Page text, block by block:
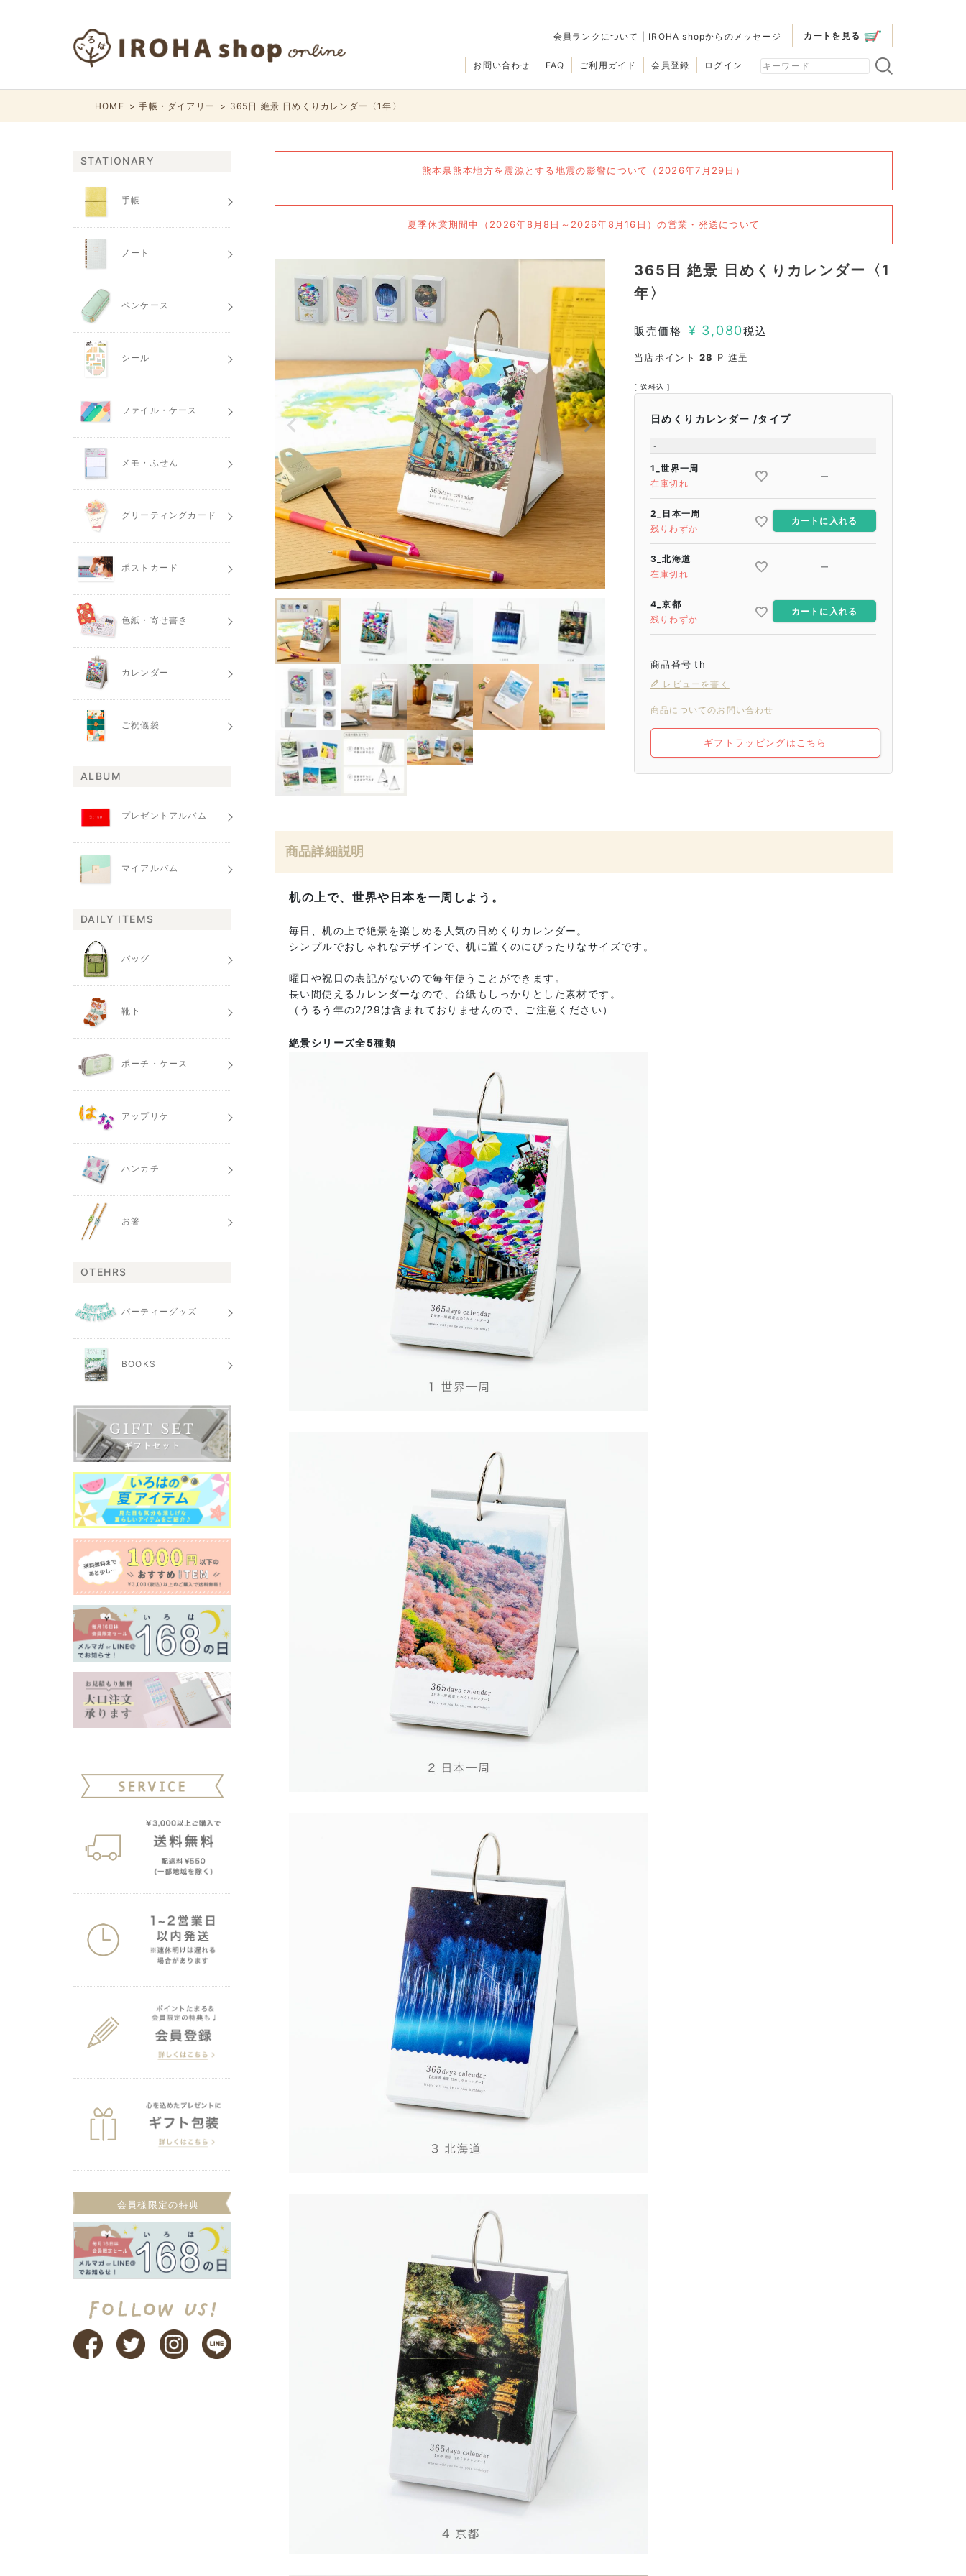
カートを見る
会員ランクについて IROHA shopからのメッセージ
会員登録 ログイン
ご利用ガイド
FAQ
お問い合わせ
HOME 手帳・ダイアリー 365日 絶景 日めくりカレンダー〈1年〉
熊本県熊本地方を震源とする地震の影響について（2026年7月29日）
夏季休業期間中（2026年8月8日～2026年8月16日）の営業・発送について
365日 絶景 日めくりカレンダー〈1
年〉
販売価格 ¥ 3,080税込
当店ポイント 28 P 進呈
送料込
日めくりカレンダー タイプ
-
1_世界一周
在庫切れ
—
2_日本一周
残りわずか
カートに入れる
3_北海道
在庫切れ
—
4_京都
残りわずか
カートに入れる
商品番号 th
レビューを書く
商品についてのお問い合わせ
ギフトラッピングはこちら
商品詳細説明
机の上で、世界や日本を一周しよう。
毎日、机の上で絶景を楽しめる人気の日めくりカレンダー。
シンプルでおしゃれなデザインで、机に置くのにぴったりなサイズです。
曜日や祝日の表記がないので毎年使うことができます。
長い間使えるカレンダーなので、台紙もしっかりとした素材です。
（うるう年の2/29は含まれておりませんので、ご注意ください）
絶景シリーズ全5種類
STATIONARY
手帳
ノート
ペンケース
シール
ファイル・ケース
メモ・ふせん
グリーティングカード
ポストカード
色紙・寄せ書き
カレンダー
ご祝儀袋
ALBUM
プレゼントアルバム
マイアルバム
DAILY ITEMS
バッグ
靴下
ポーチ・ケース
アップリケ
ハンカチ
お箸
OTEHRS
パーティーグッズ
BOOKS
会員様限定の特典